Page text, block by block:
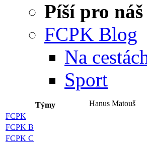
Píší pro náš
FCPK Blog
Na
Sport
Týmy
FCPK
FCPK B
FCPK C
Hanus Matouš